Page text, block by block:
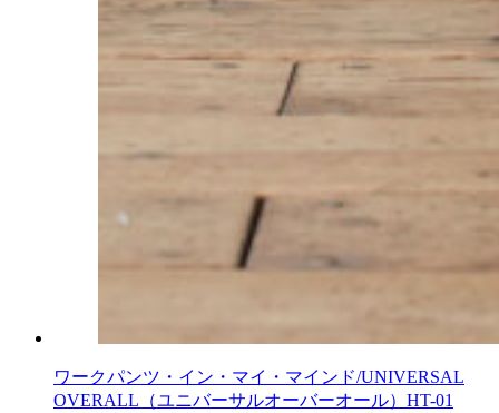
ワークパンツ・イン・マイ・マインド/UNIVERSAL
OVERALL（ユニバーサルオーバーオール）HT-01